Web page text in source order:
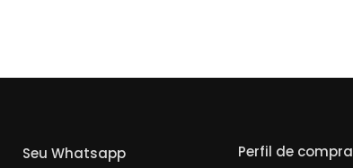
Seu Whatsapp Perfil de compra